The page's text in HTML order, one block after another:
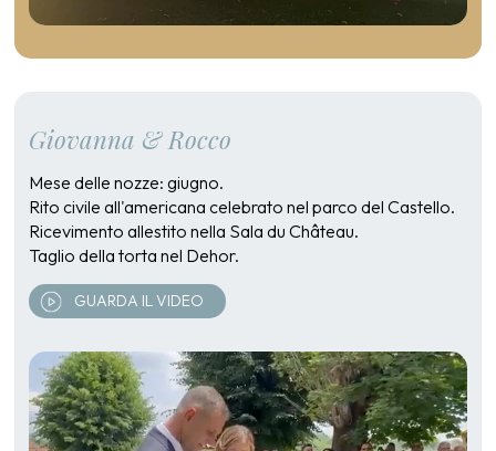
Giovanna & Rocco
Mese delle nozze: giugno.
Rito civile all'americana celebrato nel parco del Castello.
Ricevimento allestito nella Sala du Château.
Taglio della torta nel Dehor.
GUARDA IL VIDEO